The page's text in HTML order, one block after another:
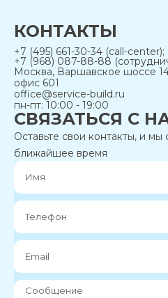
КОНТАКТЫ
+7 (495) 661-30-34 (call-center);
+7 (968) 087-88-88
Москва, Варшавское шоссе
офис 601
office@service-build.ru
пн-пт: 10:00 - 19:00
СВЯЗАТЬСЯ С
Оставьте свои контакты, и мы
ближайшее время